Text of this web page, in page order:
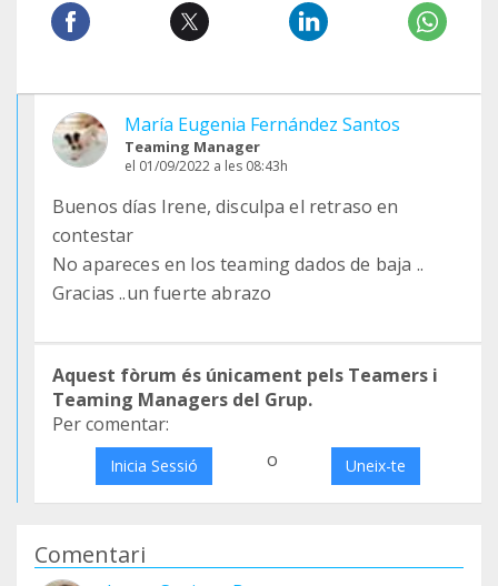
María Eugenia Fernández Santos
Teaming Manager
el 01/09/2022 a les 08:43h
Buenos días Irene, disculpa el retraso en
contestar
No apareces en los teaming dados de baja ..
Gracias ..un fuerte abrazo
Aquest fòrum és únicament pels Teamers i
Teaming Managers del Grup.
Per comentar:
Inicia Sessió o Uneix-te
Comentari